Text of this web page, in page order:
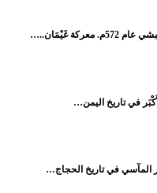
غَيْمَان..…
المآسي في تاريخ الحجاج…